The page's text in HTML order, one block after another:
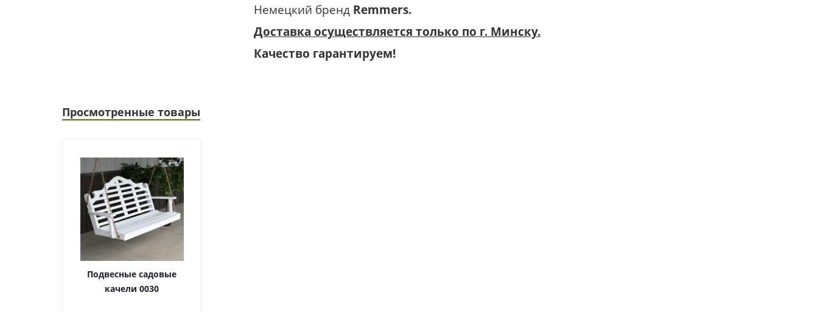
Немецкий бренд Remmers.
Доставка осуществляется только по г. Минску.
Качество гарантируем!
Просмотренные товары
Подвесные садовые
качели 0030